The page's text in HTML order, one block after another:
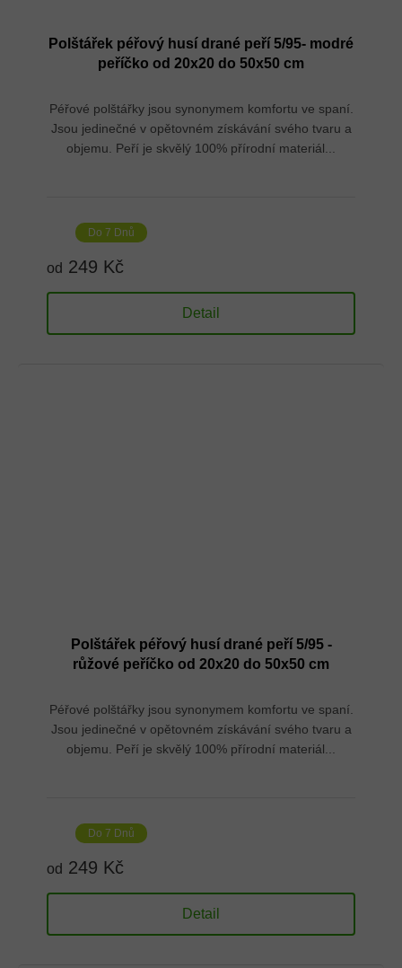
Polštářek péřový husí drané peří 5/95- modré
peříčko od 20x20 do 50x50 cm
Péřové polštářky jsou synonymem komfortu ve spaní.
Jsou jedinečné v opětovném získávání svého tvaru a
objemu. Peří je skvělý 100% přírodní materiál...
Do 7 Dnů
od 249 Kč
Detail
Polštářek péřový husí drané peří 5/95 -
růžové peříčko od 20x20 do 50x50 cm
Péřové polštářky jsou synonymem komfortu ve spaní.
Jsou jedinečné v opětovném získávání svého tvaru a
objemu. Peří je skvělý 100% přírodní materiál...
Do 7 Dnů
od 249 Kč
Detail